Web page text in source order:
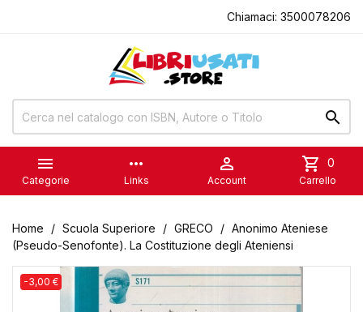
Chiamaci: 3500078206


Categorie
more_horiz
Links

Account
shopping_cart 0
Carrello
Home Scuola Superiore GRECO
Anonimo Ateniese
(Pseudo-Senofonte). La Costituzione degli Ateniensi
-3,00 €